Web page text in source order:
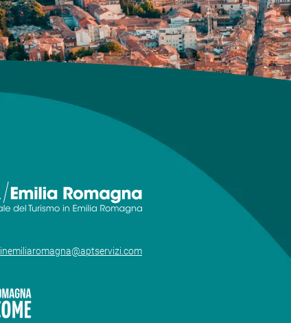
inemiliaromagna@aptservizi.com